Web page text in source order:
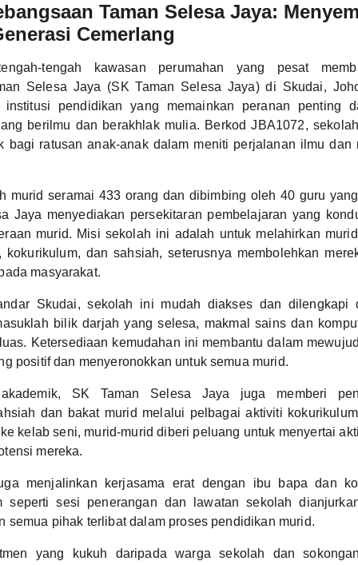
Taman Selesa Jaya:
Cemerlang
tengah kawasan perumahan yang pesat
Selesa Jaya (SK Taman Selesa Jaya) di Skudai,
institusi pendidikan yang memainkan peranan penting
berilmu dan berakhlak mulia. Berkod JBA1072,
bagi ratusan anak-anak dalam meniti perjalanan ilmu dan
murid seramai 433 orang dan dibimbing oleh 40 guru
Jaya menyediakan persekitaran pembelajaran yang
murid. Misi sekolah ini adalah untuk melahirkan
kokurikulum, dan sahsiah, seterusnya membolehkan
masyarakat.
Skudai, sekolah ini mudah diakses dan dilengkapi
bilik darjah yang selesa, makmal sains dan
Ketersediaan kemudahan ini membantu dalam
positif dan menyeronokkan untuk semua murid.
SK Taman Selesa Jaya juga memberi
dan bakat murid melalui pelbagai aktiviti
kelab seni, murid-murid diberi peluang untuk menyertai
mereka.
menjalinkan kerjasama erat dengan ibu bapa dan
seperti sesi penerangan dan lawatan sekolah
semua pihak terlibat dalam proses pendidikan murid.
yang kukuh daripada warga sekolah dan